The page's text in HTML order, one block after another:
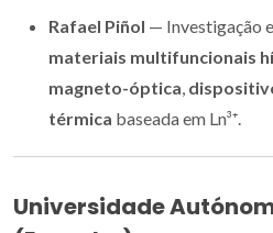
Rafael Piñol — Investigação
materiais multifuncionais
magneto-óptica,
térmica baseada em Ln³⁺.
Universidade